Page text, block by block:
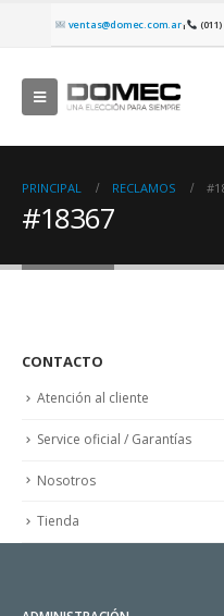
ventas@domec.com.ar|
PRINCIPAL RECLAMOS
#18367
CONTACTO
Atención al cliente
Service oficial / Garantías
Nosotros
Tienda